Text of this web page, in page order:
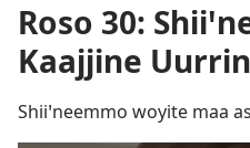
Roso 30: Shiiꞌ
Kaajjine
Shiiꞌneemmo woyite maa